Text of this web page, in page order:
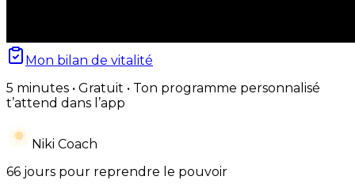
Mon bilan de vitalité
5 minutes • Gratuit • Ton programme personnalisé
t’attend dans l’app
Niki Coach
66 jours pour reprendre le pouvoir